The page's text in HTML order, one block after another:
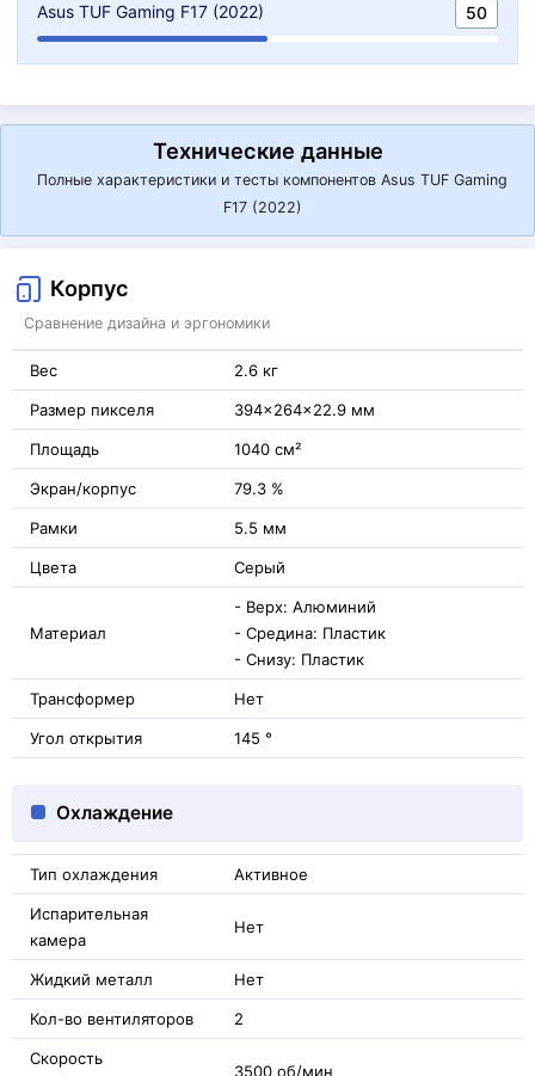
Asus TUF Gaming F17 (2022) 50
Технические данные
Полные характеристики и тесты компонентов Asus TUF Gaming
F17 (2022)
Корпус
Сравнение дизайна и эргономики
Вес 2.6 кг
Размер пикселя 394x264x22.9 мм
Площадь 1040 см²
Экран/корпус 79.3 %
Рамки 5.5 мм
Цвета Серый
Материал
- Верх: Алюминий
- Средина: Пластик
- Снизу: Пластик
Трансформер Нет
Угол открытия 145 °
Охлаждение
Тип охлаждения Активное
Испарительная
камера
Нет
Жидкий металл Нет
Кол-во вентиляторов 2
Скорость
3500 об/мин